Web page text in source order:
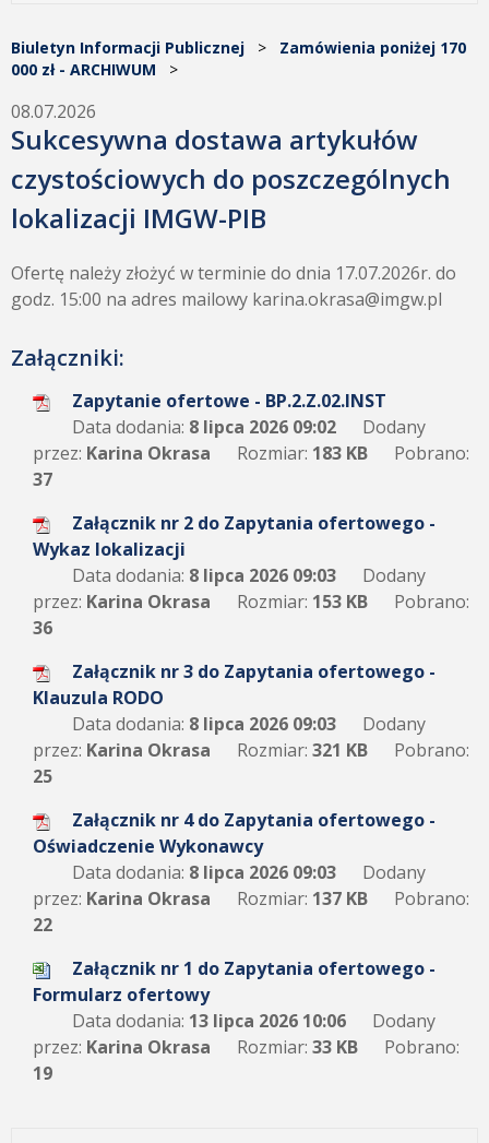
Biuletyn Informacji Publicznej > Zamówienia poniżej 170
000 zł - ARCHIWUM >
08.07.2026
Sukcesywna dostawa artykułów
czystościowych do poszczególnych
lokalizacji IMGW-PIB
Ofertę należy złożyć w terminie do dnia 17.07.2026r. do
godz. 15:00 na adres mailowy karina.okrasa@imgw.pl
Załączniki:
Zapytanie ofertowe - BP.2.Z.02.INST
Data dodania: 8 lipca 2026 09:02
Dodany
przez: Karina Okrasa Rozmiar: 183 KB
Pobrano:
37
Załącznik nr 2 do Zapytania ofertowego -
Wykaz lokalizacji
Data dodania: 8 lipca 2026 09:03
Dodany
przez: Karina Okrasa Rozmiar: 153 KB
Pobrano:
36
Załącznik nr 3 do Zapytania ofertowego -
Klauzula RODO
Data dodania: 8 lipca 2026 09:03
Dodany
przez: Karina Okrasa Rozmiar: 321 KB
Pobrano:
25
Załącznik nr 4 do Zapytania ofertowego -
Oświadczenie Wykonawcy
Data dodania: 8 lipca 2026 09:03
Dodany
przez: Karina Okrasa Rozmiar: 137 KB
Pobrano:
22
Załącznik nr 1 do Zapytania ofertowego -
Formularz ofertowy
Data dodania: 13 lipca 2026 10:06
Dodany
przez: Karina Okrasa Rozmiar: 33 KB
Pobrano:
19